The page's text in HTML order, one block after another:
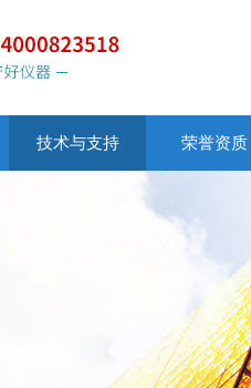
技术与支持 荣誉资质